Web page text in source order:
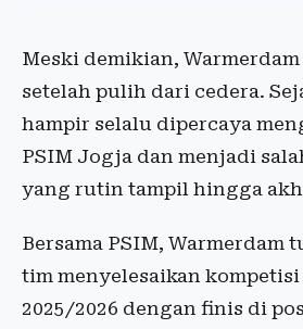
Meski demikian,
setelah pulih dari cedera.
hampir selalu dipercaya
PSIM Jogja dan menjadi
yang rutin tampil hingga
Bersama PSIM, Warmerdam
tim menyelesaikan kompetisi
2025/2026 dengan finis di